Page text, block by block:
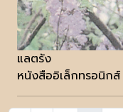
แลตรัง
หนังสืออิเล็กทรอนิกส์